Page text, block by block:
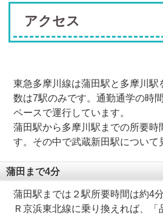
アクセス
東急多摩川線は蒲田駅と多摩川駅
数は7駅のみです。通勤通学の時
ペースで運行しています。
蒲田駅から多摩川駅までの所要時
す。その中で武蔵新田駅について
蒲田まで4分
蒲田駅までは２駅所要時間は約4
Ｒ京浜東北線に乗り換えれば、「